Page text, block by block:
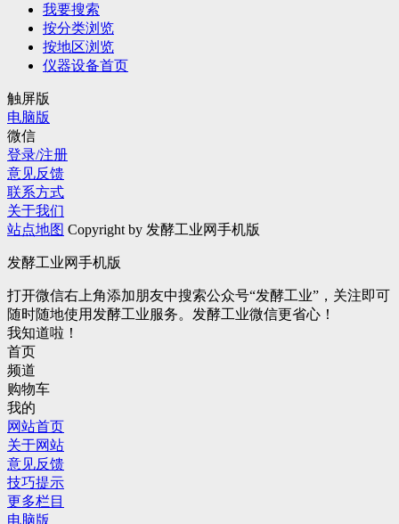
我要搜索
按分类浏览
按地区浏览
仪器设备首页
触屏版
电脑版
微信
登录/注册
意见反馈
联系方式
关于我们
站点地图 Copyright by 发酵工业网手机版
发酵工业网手机版
打开微信右上角添加朋友中搜索公众号“发酵工业”，关注即可
随时随地使用发酵工业服务。发酵工业微信更省心！
我知道啦！
首页
频道
购物车
我的
网站首页
关于网站
意见反馈
技巧提示
更多栏目
电脑版